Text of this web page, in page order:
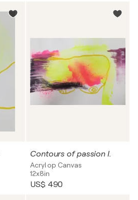
Contours of passion I.
Acryl op Canvas
12x8in
US$ 490